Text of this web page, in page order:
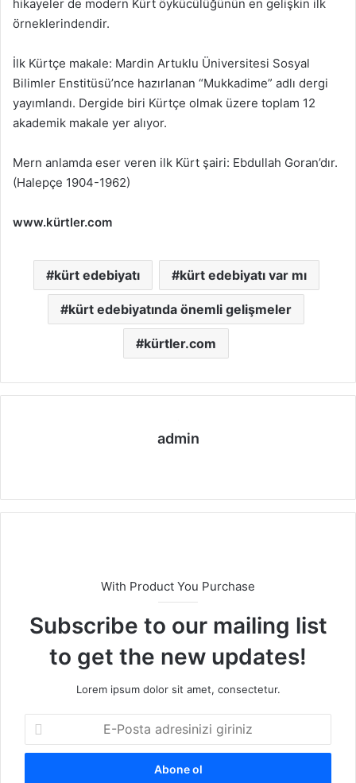
hikayeler de modern Kürt öykücülüğünün en gelişkin ilk
örneklerindendir.
İlk Kürtçe makale: Mardin Artuklu Üniversitesi Sosyal
Bilimler Enstitüsü’nce hazırlanan “Mukkadime” adlı dergi
yayımlandı. Dergide biri Kürtçe olmak üzere toplam 12
akademik makale yer alıyor.
Mern anlamda eser veren ilk Kürt şairi: Ebdullah Goran’dır.
(Halepçe 1904-1962)
www.kürtler.com
kürt edebiyatı kürt edebiyatı var mı
kürt edebiyatında önemli gelişmeler
kürtler.com
admin
sit
With Product You Purchase
Subscribe to our mailing list
to get the new updates!
Lorem ipsum dolor sit amet, consectetur.
P